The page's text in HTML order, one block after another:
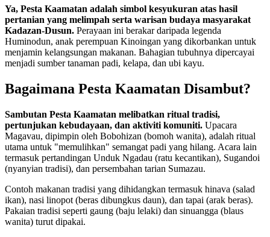
Ya, Pesta Kaamatan adalah simbol kesyukuran atas hasil
pertanian yang melimpah serta warisan budaya masyarakat
Kadazan-Dusun. Perayaan ini berakar daripada legenda
Huminodun, anak perempuan Kinoingan yang dikorbankan untuk
menjamin kelangsungan makanan. Bahagian tubuhnya dipercayai
menjadi sumber tanaman padi, kelapa, dan ubi kayu.
Bagaimana Pesta Kaamatan Disambut?
Sambutan Pesta Kaamatan melibatkan ritual tradisi,
pertunjukan kebudayaan, dan aktiviti komuniti. Upacara
Magavau, dipimpin oleh Bobohizan (bomoh wanita), adalah ritual
utama untuk "memulihkan" semangat padi yang hilang. Acara lain
termasuk pertandingan Unduk Ngadau (ratu kecantikan), Sugandoi
(nyanyian tradisi), dan persembahan tarian Sumazau.
Contoh makanan tradisi yang dihidangkan termasuk hinava (salad
ikan), nasi linopot (beras dibungkus daun), dan tapai (arak beras).
Pakaian tradisi seperti gaung (baju lelaki) dan sinuangga (blaus
wanita) turut dipakai.